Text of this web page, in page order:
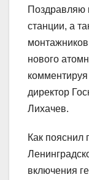
Поздравляю
станции, а
нового
директор
Лихачев.
Как пояснил
включения